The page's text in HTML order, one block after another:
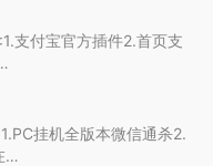
支付宝官方插件2.首页支
挂机全版本微信通杀2.
…